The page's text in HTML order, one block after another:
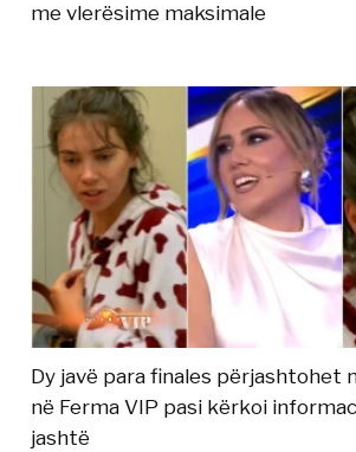
me vlerësime maksimale
Dy javë para finales përjashtohet
në Ferma VIP pasi kërkoi
jashtë